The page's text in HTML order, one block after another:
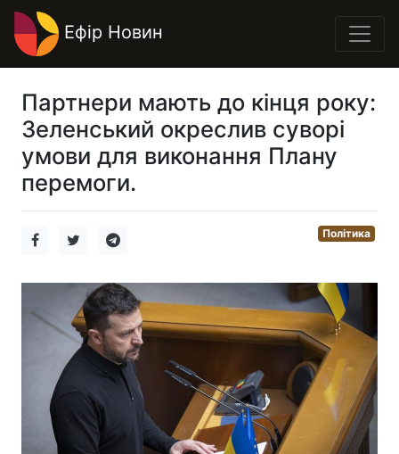
Ефір Новин
Партнери мають до кінця року:
Зеленський окреслив суворі
умови для виконання Плану
перемоги.
Політика